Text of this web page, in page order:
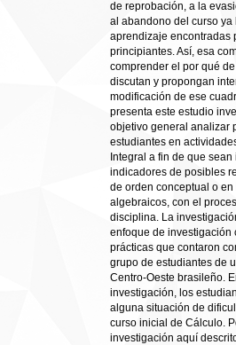
de reprobación, a la
al abandono del curso ya
aprendizaje encontradas
principiantes. Así, esa
comprender el por qué
discutan y propongan
modificación de ese
presenta este estudio
objetivo general analizar
estudiantes en
Integral a fin de que
indicadores de posibles
de orden conceptual o
algebraicos, con el
disciplina. La
enfoque de investigación
prácticas que contaron
grupo de estudiantes de
Centro-Oeste brasileño.
investigación, los
alguna situación de
curso inicial de Cálculo.
investigación aquí